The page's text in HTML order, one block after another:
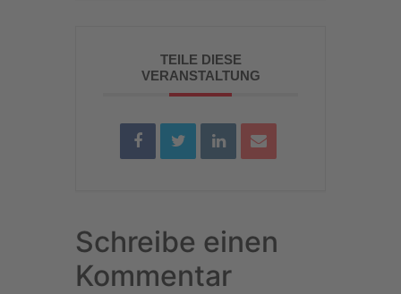
TEILE DIESE
VERANSTALTUNG
Schreibe einen
Kommentar